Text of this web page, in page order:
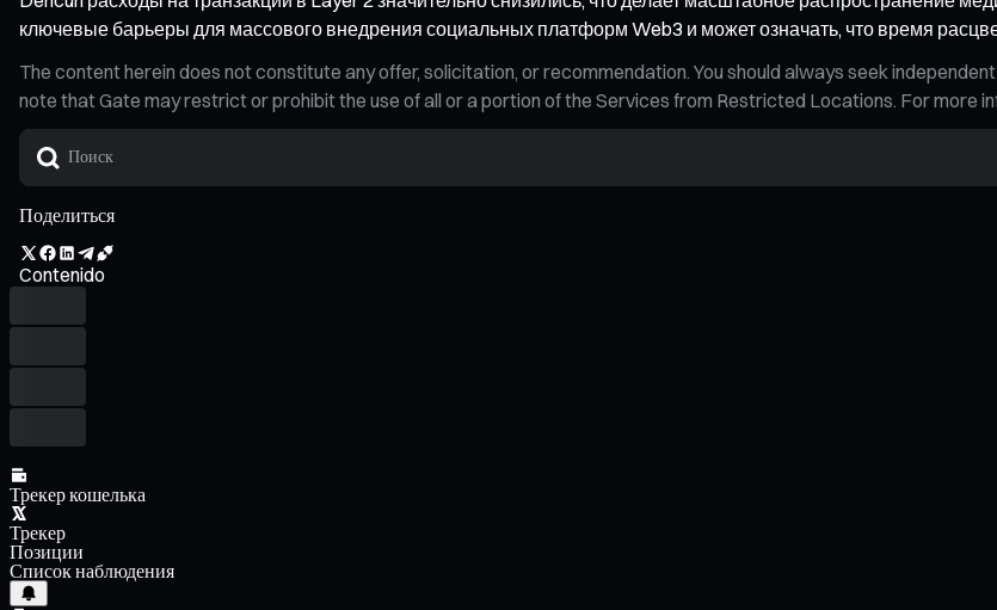
ключевые барьеры для массового внедрения социальных платформ Web3 и может означать, что время
The content herein does not constitute any offer, solicitation, or recommendation. You should always seek
note that Gate may restrict or prohibit the use of all or a portion of the Services from Restricted Locations. For more
Поделиться
Contenido
Трекер кошелька
Трекер
Позиции
Список наблюдения